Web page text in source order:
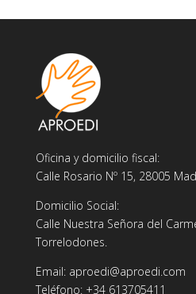
Oficina y domicilio fiscal:
Calle Rosario Nº 15, 28005
Domicilio Social:
Calle Nuestra Señora del
Torrelodones.
Email: aproedi@aproedi.com
Teléfono: +34 613705411